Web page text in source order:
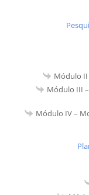
Módulo II
Módulo III
Módulo IV –